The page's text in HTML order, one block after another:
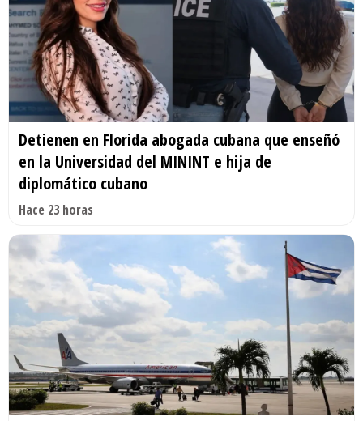
Detienen en Florida abogada cubana que enseñó
en la Universidad del MININT e hija de
diplomático cubano
Hace 23 horas